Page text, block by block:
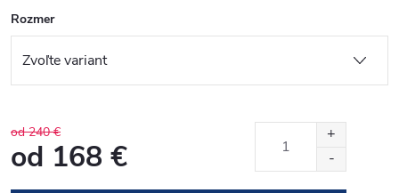
Rozmer
od 240 €
od 168 €